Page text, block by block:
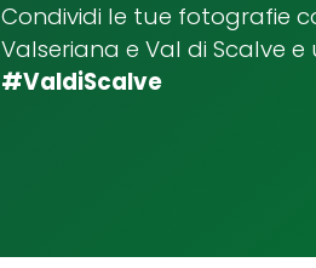
Condividi le tue fotografie
Valseriana e Val di Scalve e
#ValdiScalve